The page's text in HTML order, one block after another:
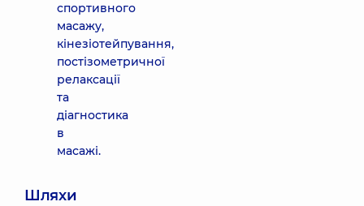
спортивного
масажу,
кінезіотейпування,
постізометричної
релаксації
та
діагностика
в
масажі.
Шляхи